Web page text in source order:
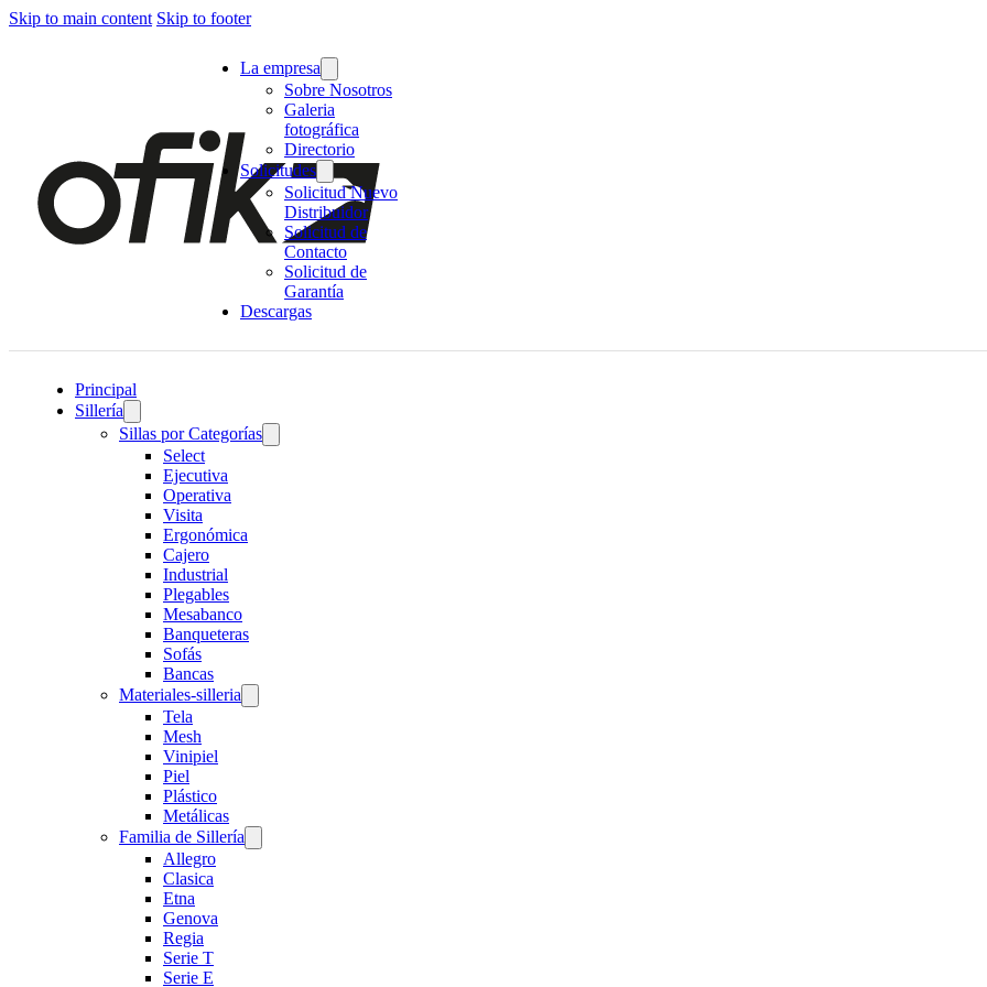
Skip to main content Skip to footer
La empresa
Sobre Nosotros
Galeria
fotográfica
Directorio
Solicitudes
Solicitud Nuevo
Distribuidor
Solicitud de
Contacto
Solicitud de
Garantía
Descargas
Principal
Sillería
Sillas por Categorías
Select
Ejecutiva
Operativa
Visita
Ergonómica
Cajero
Industrial
Plegables
Mesabanco
Banqueteras
Sofás
Bancas
Materiales-silleria
Tela
Mesh
Vinipiel
Piel
Plástico
Metálicas
Familia de Sillería
Allegro
Clasica
Etna
Genova
Regia
Serie T
Serie E